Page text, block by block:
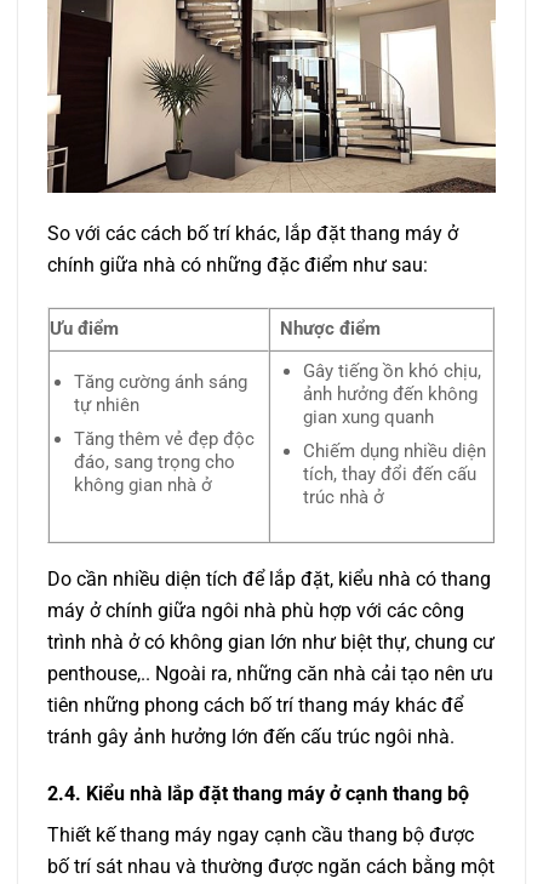
So với các cách bố trí khác, lắp đặt thang máy ở
chính giữa nhà có những đặc điểm như sau:
Ưu điểm Nhược điểm
Tăng cường ánh sáng
tự nhiên
Tăng thêm vẻ đẹp độc
đáo, sang trọng cho
không gian nhà ở
Gây tiếng ồn khó chịu,
ảnh hưởng đến không
gian xung quanh
Chiếm dụng nhiều diện
tích, thay đổi đến cấu
trúc nhà ở
Do cần nhiều diện tích để lắp đặt, kiểu nhà có thang
máy ở chính giữa ngôi nhà phù hợp với các công
trình nhà ở có không gian lớn như biệt thự, chung cư
penthouse,.. Ngoài ra, những căn nhà cải tạo nên ưu
tiên những phong cách bố trí thang máy khác để
tránh gây ảnh hưởng lớn đến cấu trúc ngôi nhà.
2.4. Kiểu nhà lắp đặt thang máy ở cạnh thang bộ
Thiết kế thang máy ngay cạnh cầu thang bộ được
bố trí sát nhau và thường được ngăn cách bằng một